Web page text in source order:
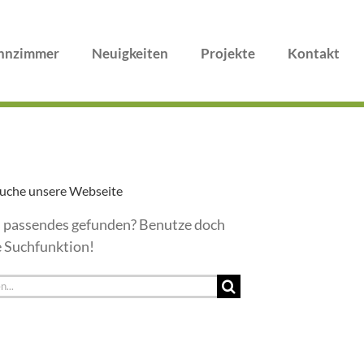
Neuigkeiten Projekte Kontakt
unsere Webseite
gefunden? Benutze doch
Suchfunktion!